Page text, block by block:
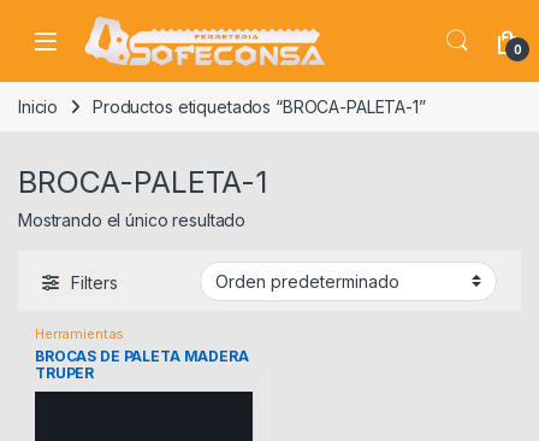
Skip to navigation
Skip to content
0
Inicio Productos etiquetados “BROCA-PALETA-1”
BROCA-PALETA-1
Mostrando el único resultado
Filters
Herramientas
BROCAS DE PALETA MADERA
TRUPER